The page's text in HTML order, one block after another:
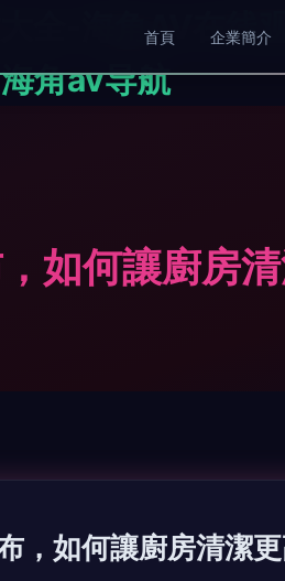
全-海角AV在线
角av导航
首頁 企業簡介
，如何讓廚房
，如何讓廚房清潔更